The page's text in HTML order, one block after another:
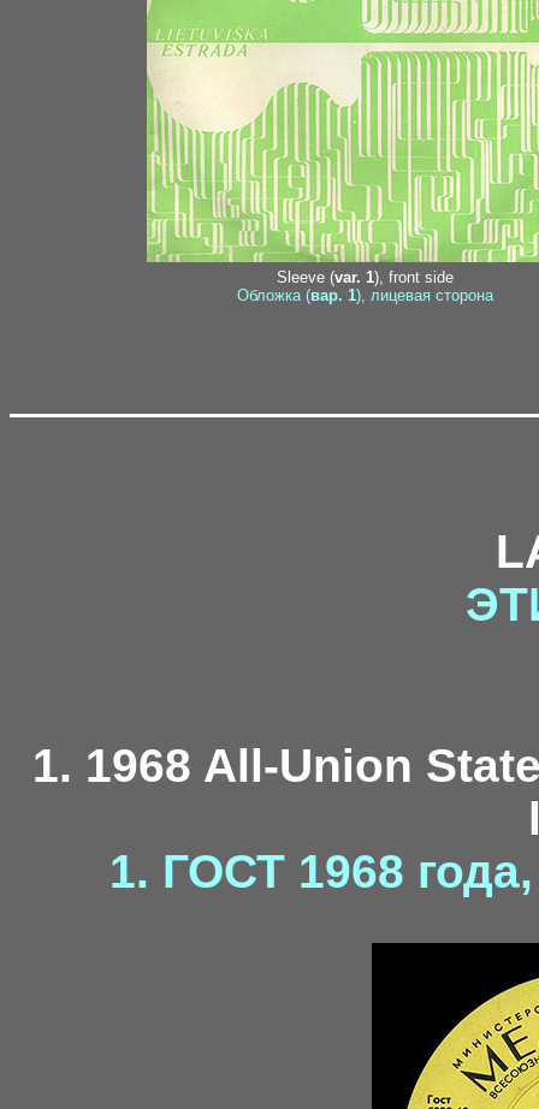
Sleeve (var. 1), front side
Обложка (вар. 1), лицевая сторона
1. 1968 All-Union
1. ГОСТ 1968